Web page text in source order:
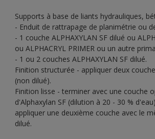
Supports à base de liants hydrauliques,
- Enduit de rattrapage de planimétrie ou
- 1 couche ALPHAXYLAN SF dilué ou
ou ALPHACRYL PRIMER ou un autre
- 1 ou 2 couches ALPHAXYLAN SF dilué.
Finition structurée - appliquer deux
(non dilué).
Finition lisse - terminer avec une couche
d'Alphaxylan SF (dilution à 20 - 30 %
appliquer une deuxième couche avec le
dilué.